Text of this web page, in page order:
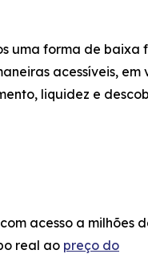
uma forma de baixa
acessíveis, em
liquidez e
acesso a milhões
real ao preço do